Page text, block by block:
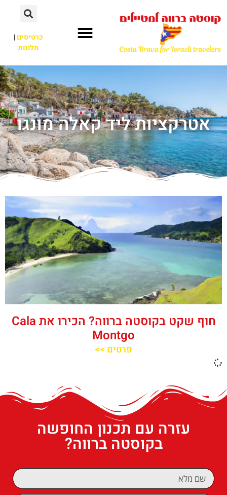
כרטיסים|
מלונות
אטרקציות ליד קאלה מונגו
חוף שקט בקוסטה ברווה? הכירו את ‪‪Cala
Montgo‬‬
פרטים >>
עזרה עם תכנון החופשה
בקוסטה ברווה?